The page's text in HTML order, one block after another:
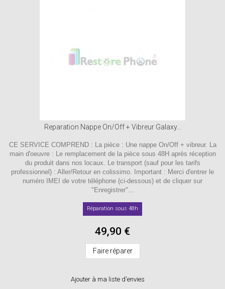
Reparation Nappe On/Off + Vibreur Galaxy...
CE SERVICE COMPREND : La pièce : Une nappe On/Off + vibreur. La
main d'oeuvre : Le remplacement de la pièce sous 48H après réception
du produit dans nos locaux. Le transport (sauf pour les tarifs
professionnel) : Aller/Retour en colissimo. Important : Merci d'entrer le
numéro IMEI de votre téléphone (ci-dessous) et de cliquer sur
"Enregistrer"...
Réparation sous 48h
49,90 €
Faire réparer
Ajouter à ma liste d'envies